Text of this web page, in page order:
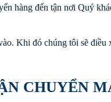
hàng đến tận nơi Quý
Khi đó chúng tôi sẽ điều
CHUYỂN